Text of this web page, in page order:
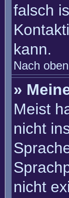
falsch
kann.
Nach oben
»
Meist
nicht
nicht